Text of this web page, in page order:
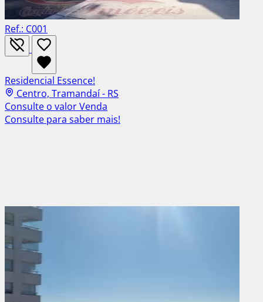
Ref.: C001
Residencial Essence!
Centro, Tramandaí - RS
Consulte o valorVenda
Consulte para saber mais!